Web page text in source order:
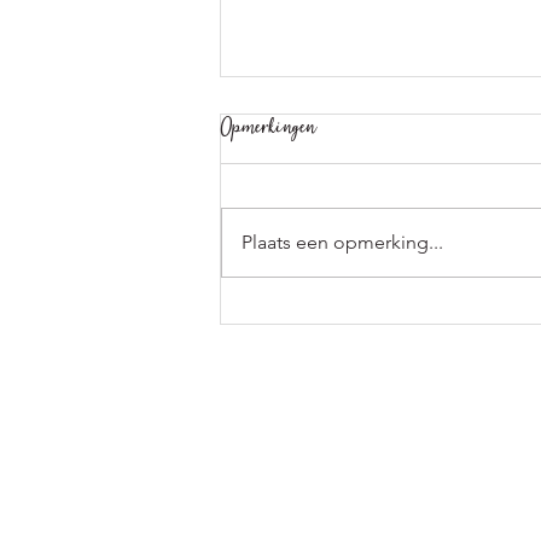
Keratine tegen pluis en volume ⁕
Opmerkingen
Plaats een opmerking...